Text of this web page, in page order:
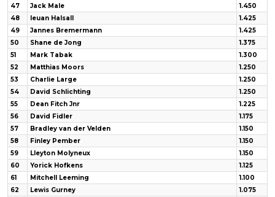
47
Jack Male
1.450
48
Ieuan Halsall
1.425
49
Jannes Bremermann
1.425
50
Shane de Jong
1.375
51
Mark Tabak
1.300
52
Matthias Moors
1.250
53
Charlie Large
1.250
54
David Schlichting
1.250
55
Dean Fitch Jnr
1.225
56
David Fidler
1.175
57
Bradley van der Velden
1.150
58
Finley Pember
1.150
59
Lleyton Molyneux
1.150
60
Yorick Hofkens
1.125
61
Mitchell Leeming
1.100
62
Lewis Gurney
1.075